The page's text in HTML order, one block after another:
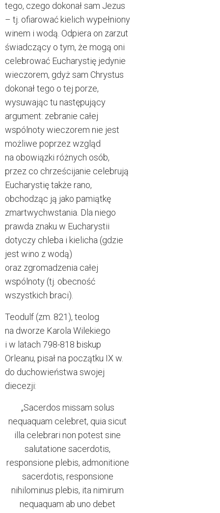
tego, czego dokonał sam Jezus
– tj. ofiarować kielich wypełniony
winem i wodą. Odpiera on zarzut
świadczący o tym, że mogą oni
celebrować Eucharystię jedynie
wieczorem, gdyż sam Chrystus
dokonał tego o tej porze,
wysuwając tu następujący
argument: zebranie całej
wspólnoty wieczorem nie jest
możliwe poprzez wzgląd
na obowiązki różnych osób,
przez co chrześcijanie celebrują
Eucharystię także rano,
obchodząc ją jako pamiątkę
zmartwychwstania. Dla niego
prawda znaku w Eucharystii
dotyczy chleba i kielicha (gdzie
jest wino z wodą)
oraz zgromadzenia całej
wspólnoty (tj. obecność
wszystkich braci).
Teodulf (zm. 821), teolog
na dworze Karola Wilekiego
i w latach 798-818 biskup
Orleanu, pisał na początku IX w.
do duchowieństwa swojej
diecezji:
„Sacerdos missam solus
nequaquam celebret, quia sicut
illa celebrari non potest sine
salutatione sacerdotis,
responsione plebis, admonitione
sacerdotis, responsione
nihilominus plebis, ita nimirum
nequaquam ab uno debet